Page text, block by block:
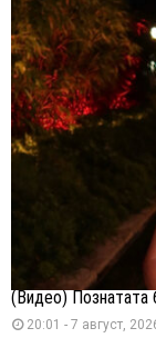
(Видео) Познатата
20:01 - 7 август,